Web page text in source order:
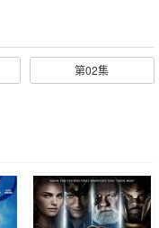
第02集